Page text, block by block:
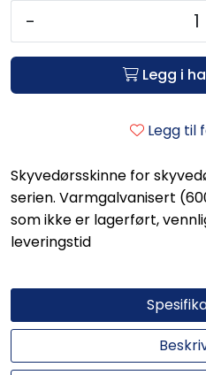
-
Legg i
Legg til
Skyvedørsskinne for
serien. Varmgalvanisert
som ikke er lagerført,
leveringstid